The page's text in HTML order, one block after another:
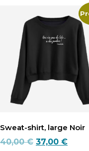
25,00 €.
est :
22,00
plusieurs
variations.
options
peuvent
choisies
sur
du
produit
Sweat-shirt, large Noir
40,00€ Le
37,00 €Le